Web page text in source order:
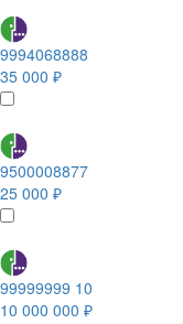
9994068888
35 000 ₽
9500008877
25 000 ₽
99999999 10
10 000 000 ₽